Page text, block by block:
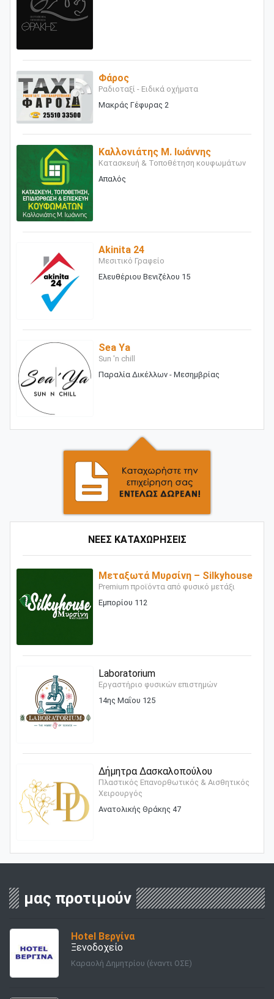
Φάρος
Ραδιοταξί - Ειδικά οχήματα
Μακράς Γέφυρας 2
Καλλονιάτης Μ. Ιωάννης
Κατασκευή & Τοποθέτηση κουφωμάτων
Απαλός
Akinita 24
Μεσιτικό Γραφείο
Ελευθέριου Βενιζέλου 15
Sea Ya
Sun 'n chill
Παραλία Δικέλλων - Μεσημβρίας
ΝΕΕΣ ΚΑΤΑΧΩΡΗΣΕΙΣ
Μεταξωτά Μυρσίνη – Silkyhouse
Premium προϊόντα από φυσικό μετάξι
Εμπορίου 112
Laboratorium
Εργαστήριο φυσικών επιστημών
14ης Μαΐου 125
Δήμητρα Δασκαλοπούλου
Πλαστικός Επανορθωτικός & Αισθητικός
Χειρουργός
Ανατολικής Θράκης 47
μας προτιμούν
Hotel Βεργίνα
Ξενοδοχείο
Καραολή Δημητρίου (έναντι ΟΣΕ)